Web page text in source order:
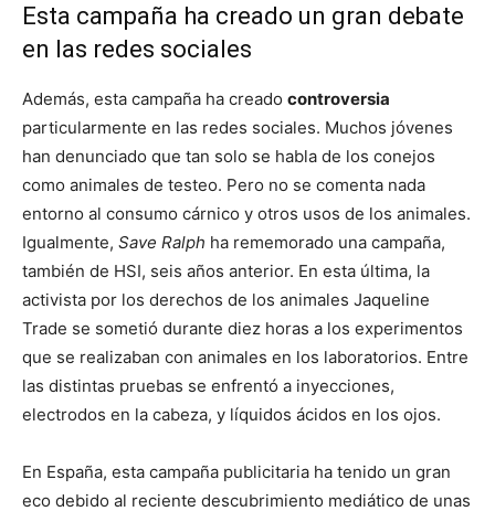
Esta campaña ha creado un gran debate
en las redes sociales
Además, esta campaña ha creado controversia
particularmente en las redes sociales. Muchos jóvenes
han denunciado que tan solo se habla de los conejos
como animales de testeo. Pero no se comenta nada
entorno al consumo cárnico y otros usos de los animales.
Igualmente, Save Ralph ha rememorado una campaña,
también de HSI, seis años anterior. En esta última, la
activista por los derechos de los animales Jaqueline
Trade se sometió durante diez horas a los experimentos
que se realizaban con animales en los laboratorios. Entre
las distintas pruebas se enfrentó a inyecciones,
electrodos en la cabeza, y líquidos ácidos en los ojos.
En España, esta campaña publicitaria ha tenido un gran
eco debido al reciente descubrimiento mediático de unas